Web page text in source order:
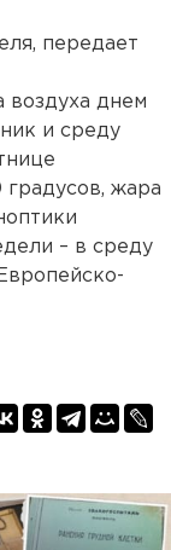
передает
воздуха днем
и среду
градусов, жара
– в среду